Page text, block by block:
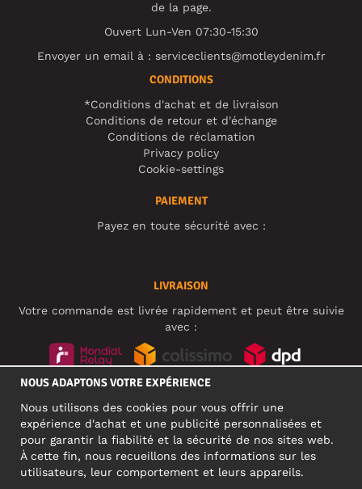
de la page.
Ouvert Lun-Ven 07:30-15:30
Envoyer un email à : serviceclients@motleydenim.fr
CONDITIONS
*Conditions d'achat et de livraison
Conditions de retour et d'échange
Conditions de réclamation
Privacy policy
Cookie-settings
PAIEMENT
Payez en toute sécurité avec :
LIVRAISON
Votre commande est livrée rapidement et peut être suivie
avec :
ADRESSE PROFESSIONNELLE
NOUS ADAPTONS VOTRE EXPÉRIENCE
Nous utilisons des cookies pour vous offrir une
expérience d'achat et une publicité personnalisées et
pour garantir la fiabilité et la sécurité de nos sites web.
À cette fin, nous recueillons des informations sur les
utilisateurs, leur comportement et leurs appareils.